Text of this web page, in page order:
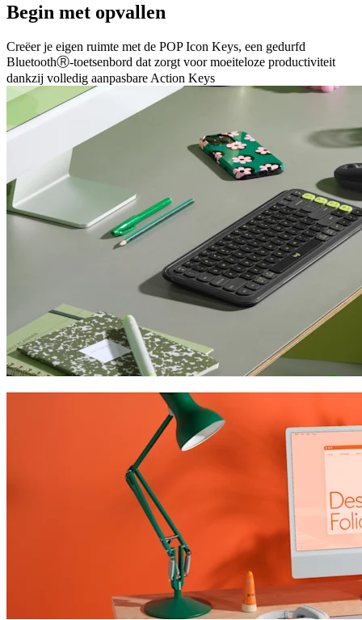
Begin met opvallen
Creëer je eigen ruimte met de POP Icon Keys, een gedurfd
BluetoothⓇ-toetsenbord dat zorgt voor moeiteloze productiviteit
dankzij volledig aanpasbare Action Keys